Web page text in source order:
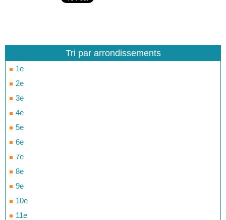
Tri par arrondissements
1e
2e
3e
4e
5e
6e
7e
8e
9e
10e
11e